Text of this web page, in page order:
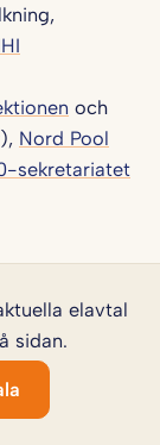
och
Nord Pool
sekretariatet
elavtal
sidan.